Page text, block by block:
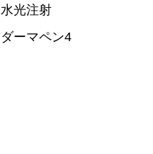
水光注射
ダーマペン4